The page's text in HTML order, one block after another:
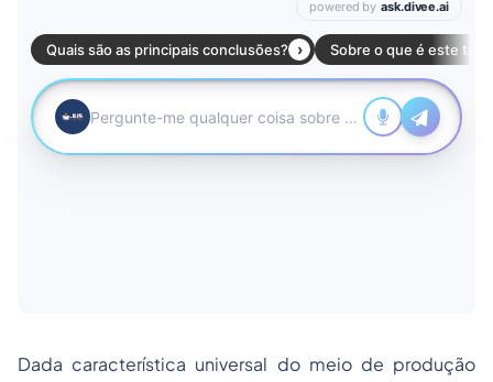
Dada característica universal do meio de produção